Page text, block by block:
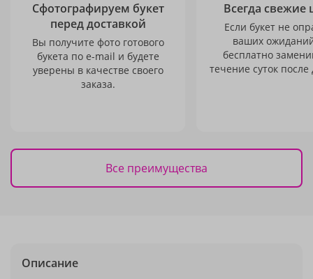
Сфотографируем букет
перед доставкой
Вы получите фото готового
букета по e-mail и будете
уверены в качестве своего
заказа.
Всегда свежие
Если букет не
ваших
бесплатно
течение суток после
Все преимущества
Описание